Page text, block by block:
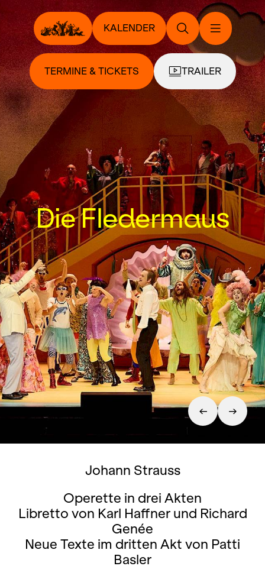
KALENDER
TERMINE & TICKETS TRAILER
Die Fledermaus
Johann Strauss
Operette in drei Akten
Libretto von Karl Haffner und Richard
Genée
Neue Texte im dritten Akt von Patti
Basler